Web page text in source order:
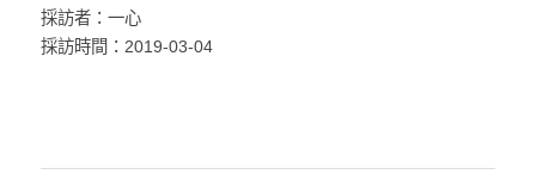
採訪者：一心
採訪時間：2019-03-04